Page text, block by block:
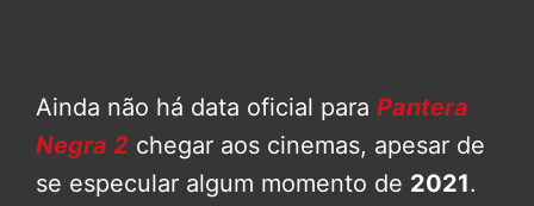
Ainda não há data oficial para Pantera
Negra 2 chegar aos cinemas, apesar de
se especular algum momento de 2021.